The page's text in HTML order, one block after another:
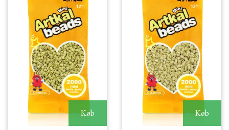
Køb Køb